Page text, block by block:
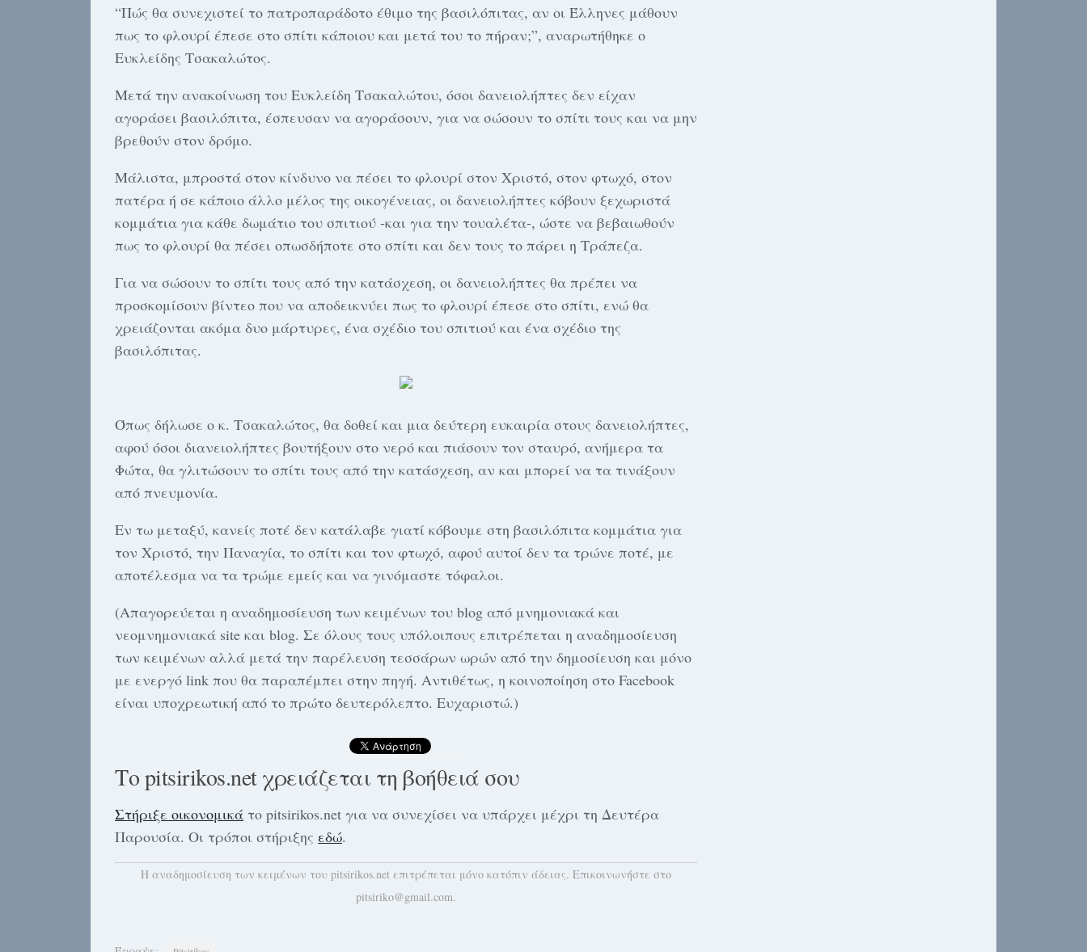
“Πώς θα συνεχιστεί το πατροπαράδοτο έθιμο της βασιλόπιτας, αν οι Έλληνες μάθουν
πως το φλουρί έπεσε στο σπίτι κάποιου και μετά του το πήραν;”, αναρωτήθηκε ο
Ευκλείδης Τσακαλώτος.
Μετά την ανακοίνωση του Ευκλείδη Τσακαλώτου, όσοι δανειολήπτες δεν είχαν
αγοράσει βασιλόπιτα, έσπευσαν να αγοράσουν, για να σώσουν το σπίτι τους και να μην
βρεθούν στον δρόμο.
Μάλιστα, μπροστά στον κίνδυνο να πέσει το φλουρί στον Χριστό, στον φτωχό, στον
πατέρα ή σε κάποιο άλλο μέλος της οικογένειας, οι δανειολήπτες κόβουν ξεχωριστά
κομμάτια για κάθε δωμάτιο του σπιτιού -και για την τουαλέτα-, ώστε να βεβαιωθούν
πως το φλουρί θα πέσει οπωσδήποτε στο σπίτι και δεν τους το πάρει η Τράπεζα.
Για να σώσουν το σπίτι τους από την κατάσχεση, οι δανειολήπτες θα πρέπει να
προσκομίσουν βίντεο που να αποδεικνύει πως το φλουρί έπεσε στο σπίτι, ενώ θα
χρειάζονται ακόμα δυο μάρτυρες, ένα σχέδιο του σπιτιού και ένα σχέδιο της
βασιλόπιτας.
Όπως δήλωσε ο κ. Τσακαλώτος, θα δοθεί και μια δεύτερη ευκαιρία στους δανειολήπτες,
αφού όσοι διανειολήπτες βουτήξουν στο νερό και πιάσουν τον σταυρό, ανήμερα τα
Φώτα, θα γλιτώσουν το σπίτι τους από την κατάσχεση, αν και μπορεί να τα τινάξουν
από πνευμονία.
Εν τω μεταξύ, κανείς ποτέ δεν κατάλαβε γιατί κόβουμε στη βασιλόπιτα κομμάτια για
τον Χριστό, την Παναγία, το σπίτι και τον φτωχό, αφού αυτοί δεν τα τρώνε ποτέ, με
αποτέλεσμα να τα τρώμε εμείς και να γινόμαστε τόφαλοι.
(Απαγορεύεται η αναδημοσίευση των κειμένων του blog από μνημονιακά και
νεομνημονιακά site και blog. Σε όλους τους υπόλοιπους επιτρέπεται η αναδημοσίευση
των κειμένων αλλά μετά την παρέλευση τεσσάρων ωρών από την δημοσίευση και μόνο
με ενεργό link που θα παραπέμπει στην πηγή. Αντιθέτως, η κοινοποίηση στο Facebook
είναι υποχρεωτική από το πρώτο δευτερόλεπτο. Ευχαριστώ.)
Το pitsirikos.net χρειάζεται τη βοήθειά σου
Στήριξε οικονομικά το pitsirikos.net για να συνεχίσει να υπάρχει μέχρι τη Δευτέρα
Παρουσία. Οι τρόποι στήριξης εδώ.
H αναδημοσίευση των κειμένων του pitsirikos.net επιτρέπεται μόνο κατόπιν άδειας. Επικοινωνήστε στο
pitsiriko@gmail.com.